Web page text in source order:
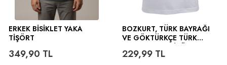
ERKEK BISIKLET YAKA
TIŞÖRT
349,90 TL
BOZKURT, TÜRK BAYRAĞI
VE GÖKTÜRKÇE TÜRK
229,99TL